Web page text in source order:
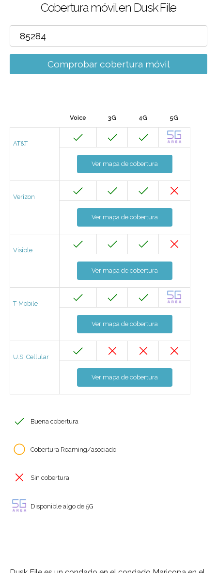
Cobertura móvil en Dusk File
Comprobar cobertura móvil
Voice 3G 4G 5G
AT&T
Ver mapa de cobertura
Verizon
Ver mapa de cobertura
Visible
Ver mapa de cobertura
T-Mobile
Ver mapa de cobertura
U.S. Cellular
Ver mapa de cobertura
Buena cobertura
Cobertura Roaming/asociado
Sin cobertura
Disponible algo de 5G